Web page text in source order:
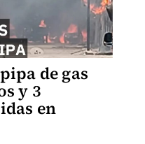
de gas
y 3
en